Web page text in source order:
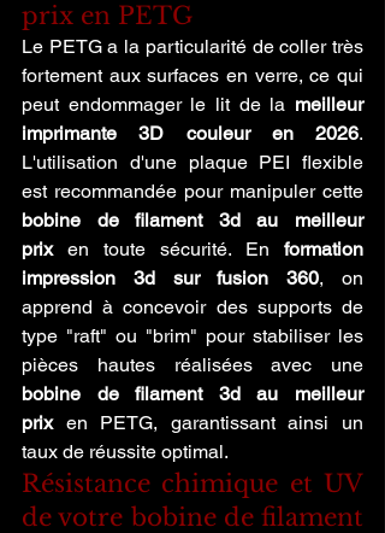
prix en PETG
Le PETG a la particularité de coller très
fortement aux surfaces en verre, ce qui
peut endommager le lit de la meilleur
imprimante 3D couleur en 2026.
L'utilisation d'une plaque PEI flexible
bobine de filament 3d au meilleur
prix en toute sécurité. En formation
impression 3d sur fusion 360, on
apprend à concevoir des supports de
type "raft" ou "brim" pour stabiliser les
bobine de filament 3d au meilleur
prix en PETG, garantissant ainsi un
taux de réussite optimal.
Résistance chimique et UV
de votre bobine de filament